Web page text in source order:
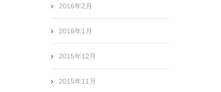
2016年2月
2016年1月
2015年12月
2015年11月